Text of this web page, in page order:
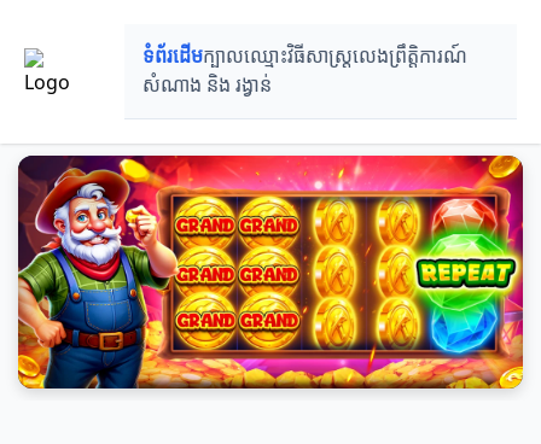
ទំព័រដើមក្បាលឈ្មោះវិធីសាស្រ្តលេងព្រឹត្តិការណ៍
សំណាង និង រង្វាន់